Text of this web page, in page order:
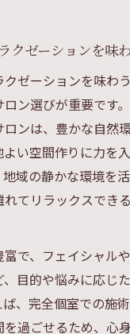
クゼーションを味
ゼーションを味わ
ン選びが重要です
ンは、豊かな自然
い空間作りに力を
域の静かな環境を活
てリラックスでき
で、フェイシャル
目的や悩みに応じ
、完全個室での施
過ごせるため、心